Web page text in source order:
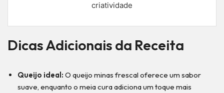
criatividade
Dicas Adicionais da Receita
Queijo ideal: O queijo minas frescal oferece um sabor
suave, enquanto o meia cura adiciona um toque mais